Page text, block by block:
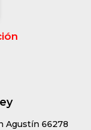
Agustín 66278